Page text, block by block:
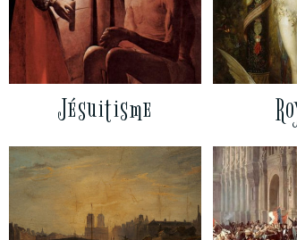
Jésuitisme